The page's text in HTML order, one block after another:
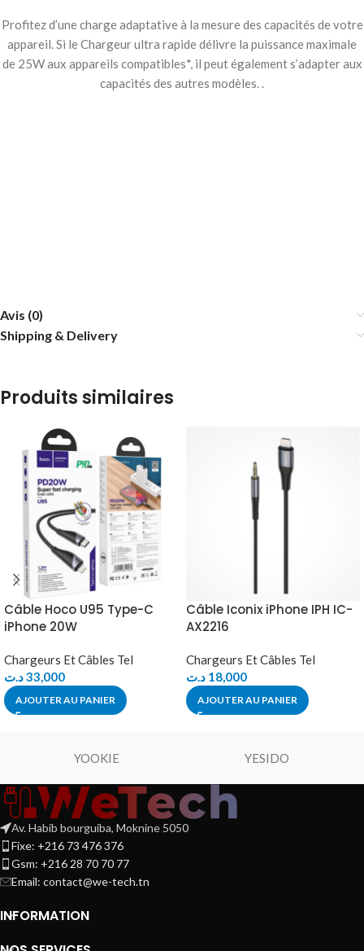
Profitez d’une charge adaptative à la mesure des capacités de votre
appareil. Si le Chargeur ultra rapide délivre la puissance maximale
de 25W aux appareils compatibles*, il peut également s’adapter aux
capacités des autres modèles. .
Avis (0)
Shipping & Delivery
Produits similaires
Câble Hoco U95 Type-C
iPhone 20W
Chargeurs Et Câbles Tel
33,000د.ت
AJOUTER AU PANIER
Câble Iconix iPhone IPH IC-
AX2216
Chargeurs Et Câbles Tel
18,000 د.ت
AJOUTER AU PANIER
YOOKIE YESIDO
Av. Habib bourguiba, Moknine 5050
Fixe: +216 73 476 376
Gsm: +216 28 70 70 77
Email: contact@we-tech.tn
INFORMATION